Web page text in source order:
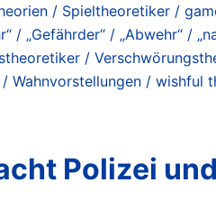
/ Spieltheoretiker /
/ „Gefährder“ / „Abwehr“ /
/
/ Wahnvorstellungen / wishful
Polizei